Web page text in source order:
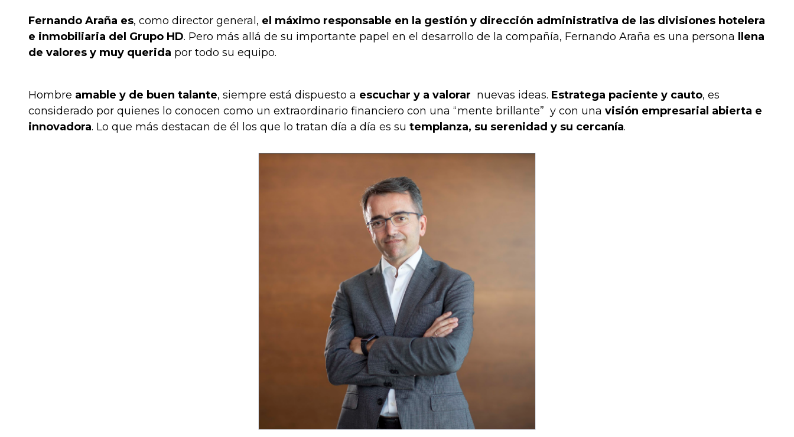
Fernando Araña es, como director general, el máximo responsable en la gestión y dirección administrativa de las divisiones hotelera
e inmobiliaria del Grupo HD. Pero más allá de su importante papel en el desarrollo de la compañía, Fernando Araña es una persona
llena
de valores y muy querida por todo su equipo.
Hombre amable y de buen talante, siempre está dispuesto a escuchar y a valorar nuevas ideas. Estratega paciente y cauto, es
considerado por quienes lo conocen como un extraordinario financiero con una “mente brillante” y con una visión empresarial abierta e
innovadora. Lo que más destacan de él los que lo tratan día a día es su templanza, su serenidad y su cercanía.